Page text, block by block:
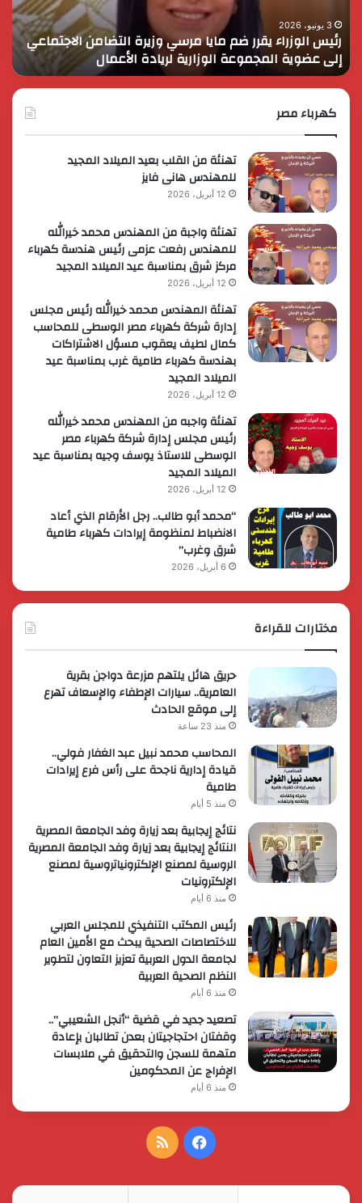
التضامن
الاجتماعي
إلى
عضوية
المجموعة
الوزارية
3 يونيو، 2026
رئيس الوزراء يقرر ضم مايا مرسي وزيرة التضامن الاجتماعي
إلى عضوية المجموعة الوزارية لريادة الأعمال
في
كهرباء مصر
تهنئة من القلب بعيد الميلاد المجيد
للمهندس هانى فايز
12 أبريل، 2026
تهنئة واجبة من المهندس محمد خيرالله
للمهندس رفعت عزمى رئيس هندسة كهرباء
مركز شرق بمناسبة عيد الميلاد المجيد
12 أبريل، 2026
تهنئة المهندس محمد خيرالله رئيس مجلس
إدارة شركة كهرباء مصر الوسطى للمحاسب
كمال لطيف يعقوب مسؤل الاشتراكات
بهندسة كهرباء طامية غرب بمناسبة عيد
الميلاد المجيد
12 أبريل، 2026
تهنئة واجبه من المهندس محمد خيرالله
رئيس مجلس إدارة شركة كهرباء مصر
الوسطى للاستاذ يوسف وجيه بمناسبة عيد
الميلاد المجيد
12 أبريل، 2026
“محمد أبو طالب.. رجل الأرقام الذي أعاد
الانضباط لمنظومة إيرادات كهرباء طامية
شرق وغرب”
6 أبريل، 2026
مختارات للقراءة
حريق هائل يلتهم مزرعة دواجن بقرية
العامرية.. سيارات الإطفاء والإسعاف تهرع
إلى موقع الحادث
منذ 23 ساعة
المحاسب محمد نبيل عبد الغفار فولي..
قيادة إدارية ناجحة على رأس فرع إيرادات
طامية
منذ 5 أيام
نتائج إيجابية بعد زيارة وفد الجامعة المصرية
النتائج إيجابية بعد زيارة وفد الجامعة المصرية
الروسية لمصنع الإلكترونياتروسية لمصنع
الإلكترونيات
منذ 6 أيام
رئيس المكتب التنفيذي للمجلس العربي
للاختصاصات الصحية يبحث مع الأمين العام
لجامعة الدول العربية تعزيز التعاون لتطوير
النظم الصحية العربية
منذ 6 أيام
تصعيد جديد في قضية “أنجل الشعيبي”..
وقفتان احتجاجيتان بعدن تطالبان بإعادة
متهمة للسجن والتحقيق في ملابسات
الإفراج عن المحكومين
منذ 6 أيام
فيسبوكملخص